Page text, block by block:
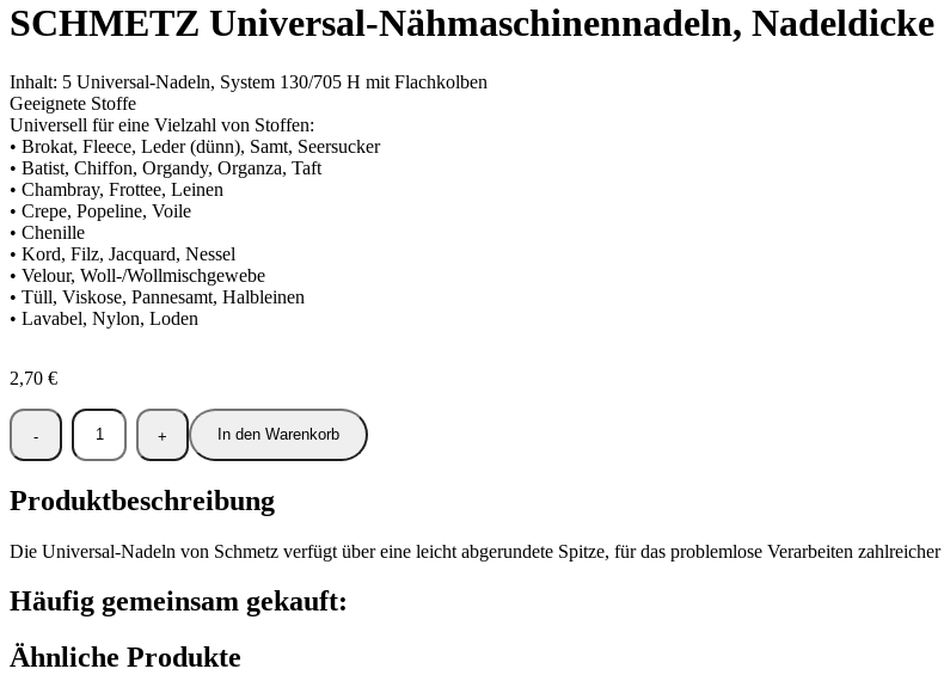
SCHMETZ Universal-Nähmaschinennadeln, Nadeldicke
Inhalt: 5 Universal-Nadeln, System 130/705 H mit Flachkolben
Geeignete Stoffe
Universell für eine Vielzahl von Stoffen:
• Brokat, Fleece, Leder (dünn), Samt, Seersucker
• Batist, Chiffon, Organdy, Organza, Taft
• Chambray, Frottee, Leinen
• Crepe, Popeline, Voile
• Chenille
• Kord, Filz, Jacquard, Nessel
• Velour, Woll-/Wollmischgewebe
• Tüll, Viskose, Pannesamt, Halbleinen
• Lavabel, Nylon, Loden
2,70 €
In den Warenkorb
Produktbeschreibung
Die Universal-Nadeln von Schmetz verfügt über eine leicht abgerundete Spitze, für das problemlose Verarbeiten zahlreicher
Häufig gemeinsam gekauft:
Ähnliche Produkte